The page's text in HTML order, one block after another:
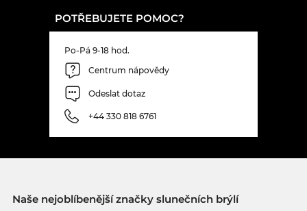
POTŘEBUJETE POMOC?
Po-Pá 9-18 hod.
Centrum nápovědy
Odeslat dotaz
+44 330 818 6761
Naše nejoblíbenější značky slunečních brýlí